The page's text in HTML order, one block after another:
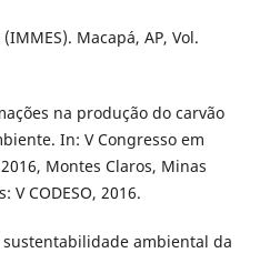
Macapá, AP, Vol.
na produção do carvão
In: V Congresso em
Montes Claros, Minas
V CODESO, 2016.
sustentabilidade ambiental da